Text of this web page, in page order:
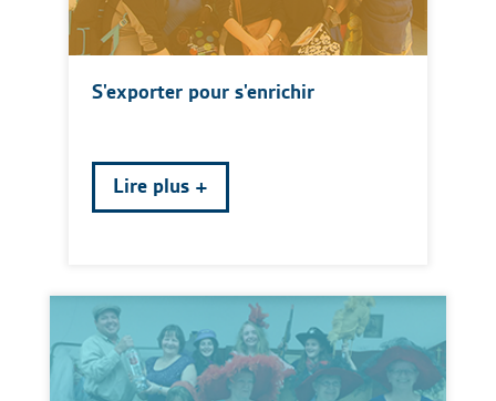
S'exporter pour s'enrichir
Lire plus